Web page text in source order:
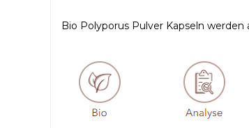
Bio Polyporus Pulver Kapseln